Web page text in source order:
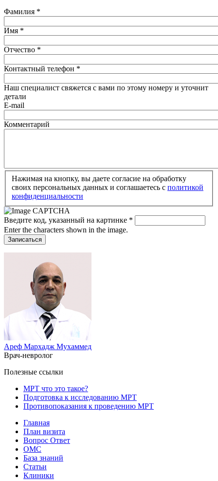
Фамилия *
Имя *
Отчество *
Контактный телефон *
Наш специалист свяжется с вами по этому номеру и уточнит
детали
E-mail
Комментарий
Нажимая на кнопку, вы даете согласие на обработку
своих персональных данных и соглашаетесь c политикой
конфиденциальности
Введите код, указанный на картинке *
Enter the characters shown in the image.
Ареф Мархадж Мухаммед
Врач-невролог
Полезные ссылки
МРТ что это такое?
Подготовка к исследованию МРТ
Противопоказания к проведению МРТ
Главная
План визита
Вопрос Ответ
ОМС
База знаний
Статьи
Клиники